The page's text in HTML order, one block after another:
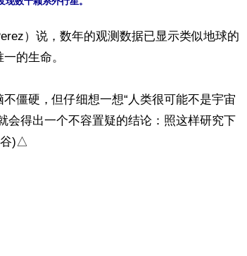
）说，数年的观测数据已显示类似地球的
的生命。
僵硬，但仔细想一想“人类很可能不是宇宙
会得出一个不容置疑的结论：照这样研究下
谷)△